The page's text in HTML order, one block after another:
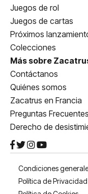
Juegos de rol
Juegos de cartas
Próximos
Colecciones
Más sobre
Contáctanos
Quiénes somos
Zacatrus en Francia
Preguntas Frecuentes
Derecho de
Condiciones
Política de Privacidad